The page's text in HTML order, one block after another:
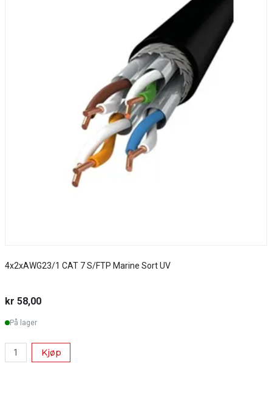
4x2xAWG23/1 CAT 7 S/FTP Marine Sort UV
kr 58,00
På lager
Kjøp